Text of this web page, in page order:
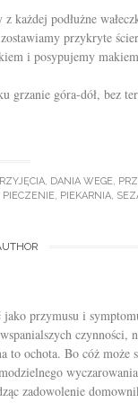
podłużne
przykryte
i posypujemy
grzanie góra-dół, bez
, DANIA WEGE,
PIECZENIE, PIEKARNIA,
przymusu i
czynności,
ochota. Bo cóż może
zadowolenie